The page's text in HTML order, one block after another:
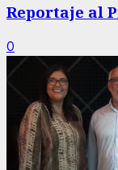
Reportaje al
0